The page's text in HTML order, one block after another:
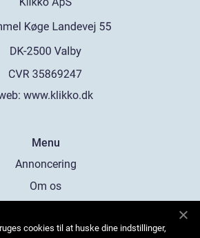
www.klikko.dk
Menu
Annoncering
Om os
Kontakt os
cookies til at huske dine indstillinger,